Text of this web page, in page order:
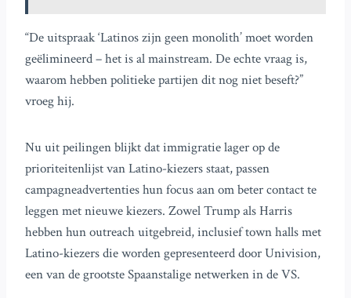
“De uitspraak ‘Latinos zijn geen monolith’ moet worden
geëlimineerd – het is al mainstream. De echte vraag is,
waarom hebben politieke partijen dit nog niet beseft?”
vroeg hij.
Nu uit peilingen blijkt dat immigratie lager op de
prioriteitenlijst van Latino-kiezers staat, passen
campagneadvertenties hun focus aan om beter contact te
leggen met nieuwe kiezers. Zowel Trump als Harris
hebben hun outreach uitgebreid, inclusief town halls met
Latino-kiezers die worden gepresenteerd door Univision,
een van de grootste Spaanstalige netwerken in de VS.